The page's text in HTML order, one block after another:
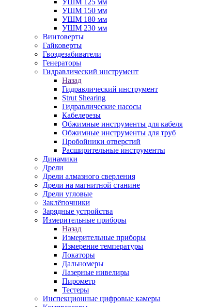
УШМ 125 мм
УШМ 150 мм
УШМ 180 мм
УШМ 230 мм
Винтоверты
Гайковерты
Гвоздезабиватели
Генераторы
Гидравлический инструмент
Назад
Гидравлический инструмент
Strut Shearing
Гидравлические насосы
Кабелерезы
Обжимные инструменты для кабеля
Обжимные инструменты для труб
Пробойники отверстий
Расширительные инструменты
Динамики
Дрели
Дрели алмазного сверления
Дрели на магнитной станине
Дрели угловые
Заклёпочники
Зарядные устройства
Измерительные приборы
Назад
Измерительные приборы
Измерение температуры
Локаторы
Дальномеры
Лазерные нивелиры
Пирометр
Тестеры
Инспекционные цифровые камеры